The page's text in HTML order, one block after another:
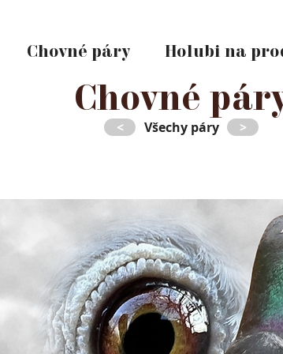
Chovné páry Holubi na
Chovné
< Všechy páry >